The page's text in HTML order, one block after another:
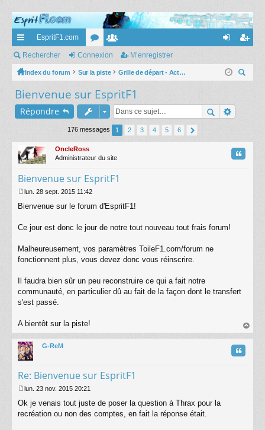
cc
ès
ra
pi
EspritF1.com
or
u
m
s
e
m
br
es
ne
on
nr
r
Rechercher Connexion M’enregistrer
Index du forum Sur la piste
Grille de départ - Actus et commentaires
Bienvenue sur EspritF1
Répondre
176 messages 1 2 3 4 5 6
OncleRoss
Administrateur du site
Bienvenue sur EspritF1
Citation
e
s
e
lun. 28 sept. 2015 11:42
Bienvenue sur le forum d'EspritF1!
Ce jour est donc le jour de notre tout nouveau tout frais forum!
Malheureusement, vos paramètres ToileF1.com/forum ne
fonctionnent plus, vous devez donc vous réinscrire.
Il faudra bien sûr un peu reconstruire ce qui a fait notre
communauté, en particulier dû au fait de la façon dont le transfert
s'est passé.
A bientôt sur la piste!
au
G-ReM
Re: Bienvenue sur EspritF1
Citation
e
s
lun. 23 nov. 2015 20:21
Ok je venais tout juste de poser la question à Thrax pour la
recréation ou non des comptes, en fait la réponse était.